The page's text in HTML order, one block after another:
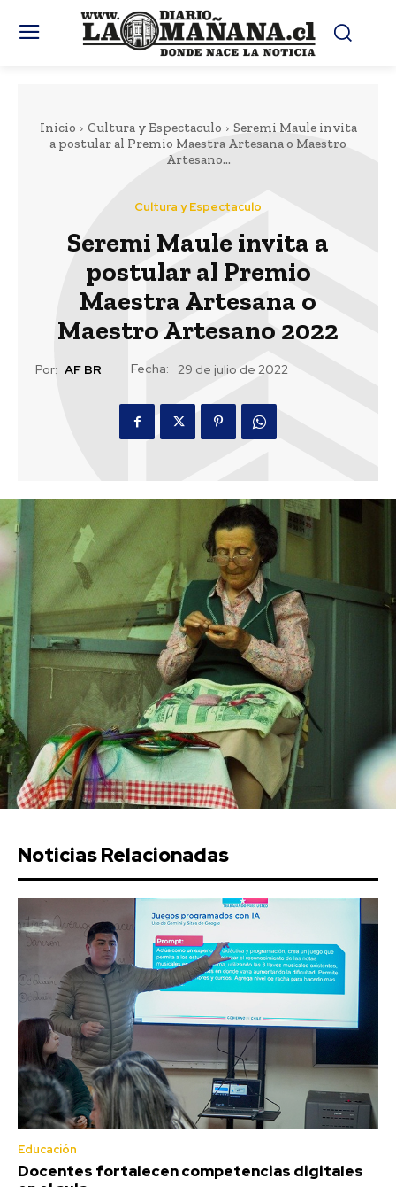
Inicio Cultura y Espectaculo
Seremi Maule invita
a postular al Premio Maestra Artesana o Maestro
Artesano...
Cultura y Espectaculo
Seremi Maule invita a
postular al Premio
Maestra Artesana o
Maestro Artesano 2022
Por: AF BR Fecha: 29 de julio de 2022
Noticias Relacionadas
Educación
Docentes fortalecen competencias digitales